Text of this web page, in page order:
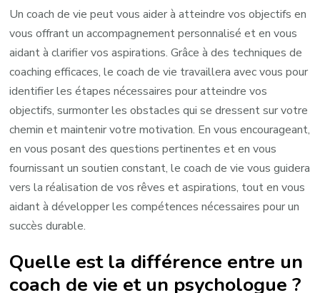
Un coach de vie peut vous aider à atteindre vos objectifs en
vous offrant un accompagnement personnalisé et en vous
aidant à clarifier vos aspirations. Grâce à des techniques de
coaching efficaces, le coach de vie travaillera avec vous pour
identifier les étapes nécessaires pour atteindre vos
objectifs, surmonter les obstacles qui se dressent sur votre
chemin et maintenir votre motivation. En vous encourageant,
en vous posant des questions pertinentes et en vous
fournissant un soutien constant, le coach de vie vous guidera
vers la réalisation de vos rêves et aspirations, tout en vous
aidant à développer les compétences nécessaires pour un
succès durable.
Quelle est la différence entre un
coach de vie et un psychologue ?